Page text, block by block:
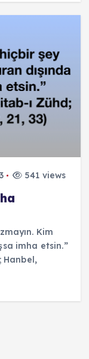
541 views
Kim
imha etsin.”
Hanbel,